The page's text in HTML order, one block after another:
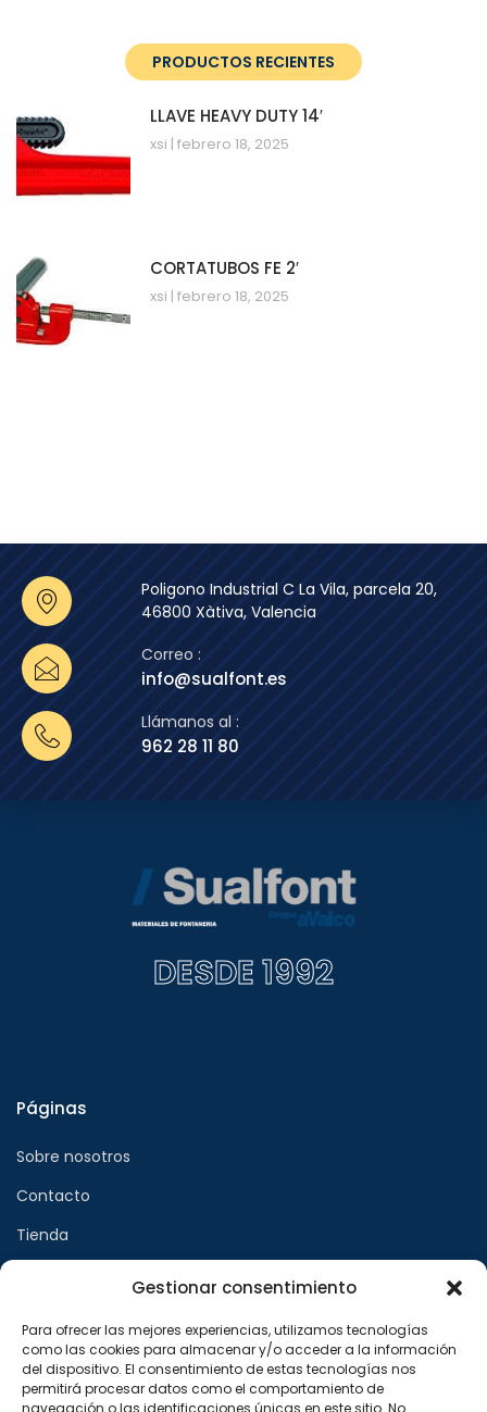
Gestionar consentimiento
Para ofrecer las mejores experiencias, utilizamos tecnologías
como las cookies para almacenar y/o acceder a la información
del dispositivo. El consentimiento de estas tecnologías nos
permitirá procesar datos como el comportamiento de
navegación o las identificaciones únicas en este sitio. No
PRODUCTOS RECIENTES
LLAVE HEAVY DUTY 14′
xsi febrero 18, 2025
CORTATUBOS FE 2′
xsi febrero 18, 2025
Poligono Industrial C La Vila, parcela 20,
46800 Xàtiva, Valencia
Correo :
info@sualfont.es
Llámanos al :
962 28 11 80
DESDE 1992
Páginas
Sobre nosotros
Contacto
Tienda
Aviso legal
Política de privacidad